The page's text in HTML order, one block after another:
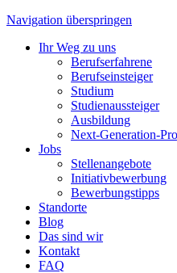
Navigation überspringen
Ihr Weg zu uns
Berufserfahrene
Berufseinsteiger
Studium
Studienaussteiger
Ausbildung
Next-Generation-
Jobs
Stellenangebote
Initiativbewerbung
Bewerbungstipps
Standorte
Blog
Das sind wir
Kontakt
FAQ